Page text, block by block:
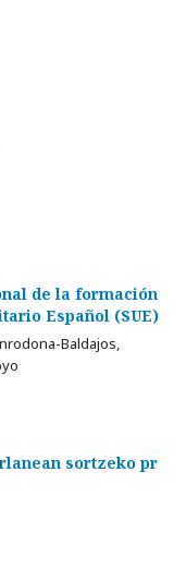
de la formación
Español (SUE)
Baldajos,
sortzeko pr